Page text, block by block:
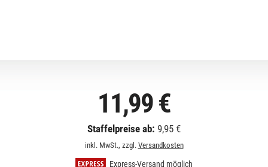
11,99 €
Staffelpreise ab: 9,95 €
inkl. MwSt., zzgl. Versandkosten
Express-Versand möglich